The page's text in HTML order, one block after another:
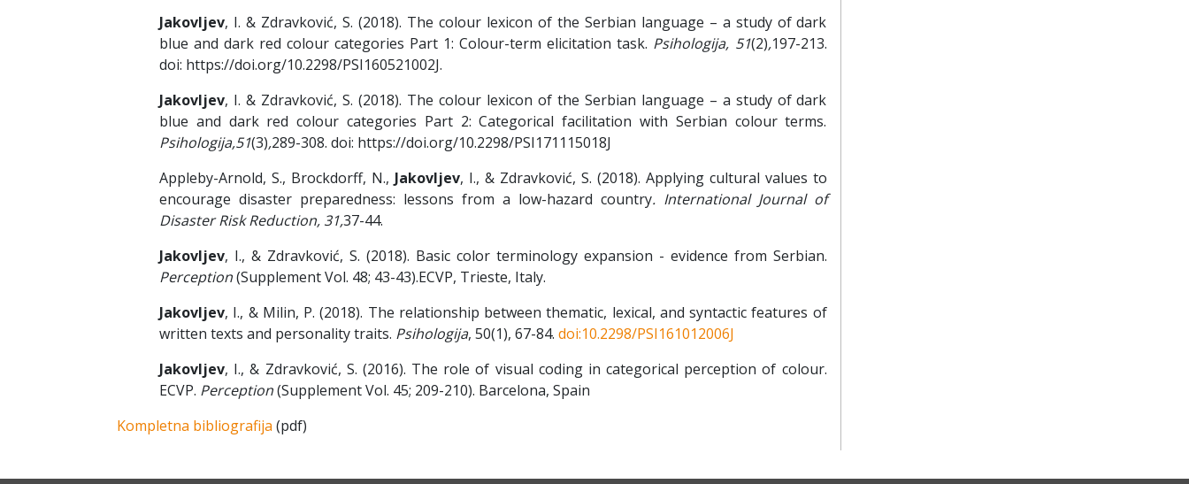
Jakovljev, I. & Zdravković, S. (2018). The colour lexicon of the Serbian language – a study of dark
blue and dark red colour categories Part 1: Colour-term elicitation task. Psihologija, 51(2),197-213.
doi: https://doi.org/10.2298/PSI160521002J.
Jakovljev, I. & Zdravković, S. (2018). The colour lexicon of the Serbian language – a study of dark
blue and dark red colour categories Part 2: Categorical facilitation with Serbian colour terms.
Psihologija,51(3),289-308. doi: https://doi.org/10.2298/PSI171115018J
Appleby-Arnold, S., Brockdorff, N., Jakovljev, I., & Zdravković, S. (2018). Applying cultural values to
encourage disaster preparedness: lessons from a low-hazard country. International Journal of
Disaster Risk Reduction, 31,37-44.
Jakovljev, I., & Zdravković, S. (2018). Basic color terminology expansion - evidence from Serbian.
Perception(Supplement Vol. 48; 43-43).ECVP, Trieste, Italy.
Jakovljev, I., & Milin, P. (2018). The relationship between thematic, lexical, and syntactic features of
written texts and personality traits. Psihologija, 50(1), 67-84. doi:10.2298/PSI161012006J
Jakovljev, I., & Zdravković, S. (2016). The role of visual coding in categorical perception of colour.
ECVP. Perception(Supplement Vol. 45; 209-210). Barcelona, Spain
Kompletna bibliografija (pdf)